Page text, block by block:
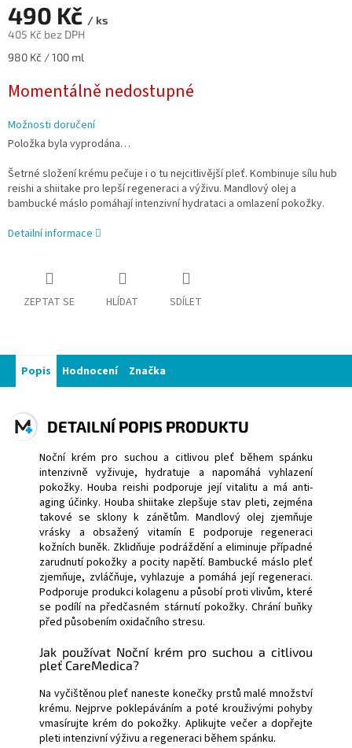
490 Kč / ks
405 Kč bez DPH
Měrná
980 Kč / 100 ml
Momentálně nedostupné
Možnosti doručení
Položka byla vyprodána…
Šetrné složení krému pečuje i o tu nejcitlivější pleť. Kombinuje sílu hub
reishi a shiitake pro lepší regeneraci a výživu. Mandlový olej a
bambucké máslo pomáhají intenzivní hydrataci a omlazení pokožky.
Detailní informace
ZEPTAT SE HLÍDAT SDÍLET
Popis Hodnocení Značka
DETAILNÍ POPIS PRODUKTU
Noční krém pro suchou a citlivou pleť během spánku
intenzivně vyživuje, hydratuje a napomáhá vyhlazení
pokožky. Houba reishi podporuje její vitalitu a má anti-
aging účinky. Houba shiitake zlepšuje stav pleti, zejména
takové se sklony k zánětům. Mandlový olej zjemňuje
vrásky a obsažený vitamín E podporuje regeneraci
kožních buněk. Zklidňuje podráždění a eliminuje případné
zarudnutí pokožky a pocity napětí. Bambucké máslo pleť
zjemňuje, zvláčňuje, vyhlazuje a pomáhá její regeneraci.
Podporuje produkci kolagenu a působí proti vlivům, které
se podílí na předčasném stárnutí pokožky. Chrání buňky
před působením oxidačního stresu.
Jak používat Noční krém pro suchou a citlivou
pleť CareMedica?
Na vyčištěnou pleť naneste konečky prstů malé množství
krému. Nejprve poklepáváním a poté krouživými pohyby
vmasírujte krém do pokožky. Aplikujte večer a dopřejte
pleti intenzivní výživu a regeneraci během spánku.